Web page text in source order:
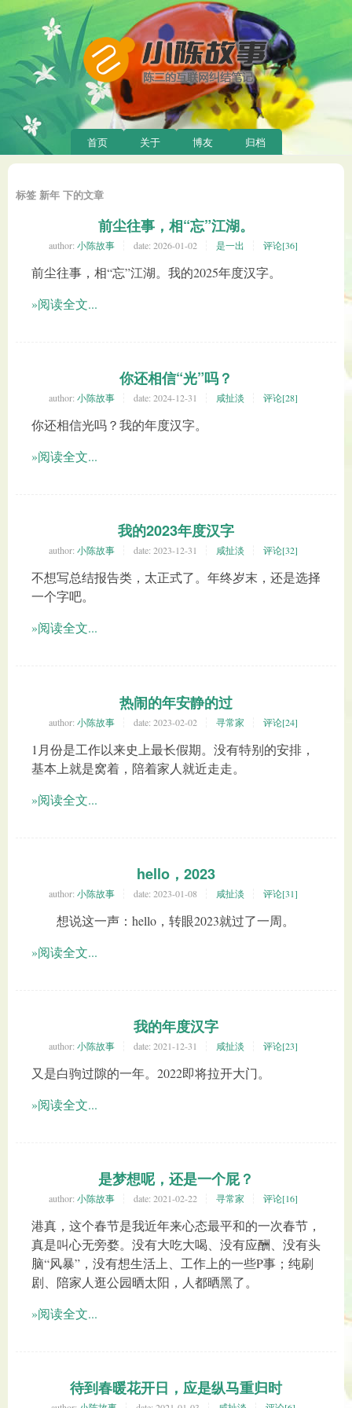
首页 关于 博友 归档
标签 新年 下的文章
前尘往事，相“忘”江湖。
author: 小陈故事 date: 2026-01-02 是一出 评论[36]
前尘往事，相“忘”江湖。我的2025年度汉字。
»阅读全文...
你还相信“光”吗？
author: 小陈故事 date: 2024-12-31 咸扯淡 评论[28]
你还相信光吗？我的年度汉字。
»阅读全文...
我的2023年度汉字
author: 小陈故事 date: 2023-12-31 咸扯淡 评论[32]
不想写总结报告类，太正式了。年终岁末，还是选择
一个字吧。
»阅读全文...
热闹的年安静的过
author: 小陈故事 date: 2023-02-02 寻常家 评论[24]
1月份是工作以来史上最长假期。没有特别的安排，
基本上就是窝着，陪着家人就近走走。
»阅读全文...
hello，2023
author: 小陈故事 date: 2023-01-08 咸扯淡 评论[31]
想说这一声：hello，转眼2023就过了一周。
»阅读全文...
我的年度汉字
author: 小陈故事 date: 2021-12-31 咸扯淡 评论[23]
又是白驹过隙的一年。2022即将拉开大门。
»阅读全文...
是梦想呢，还是一个屁？
author: 小陈故事 date: 2021-02-22 寻常家 评论[16]
港真，这个春节是我近年来心态最平和的一次春节，
真是叫心无旁婺。没有大吃大喝、没有应酬、没有头
脑“风暴”，没有想生活上、工作上的一些P事；纯刷
剧、陪家人逛公园晒太阳，人都晒黑了。
»阅读全文...
待到春暖花开日，应是纵马重归时